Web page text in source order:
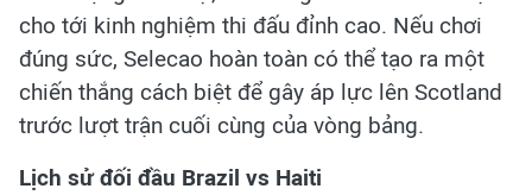
cho tới kinh nghiệm thi đấu đỉnh cao. Nếu chơi
đúng sức, Selecao hoàn toàn có thể tạo ra một
chiến thắng cách biệt để gây áp lực lên Scotland
trước lượt trận cuối cùng của vòng bảng.
Lịch sử đối đầu Brazil vs Haiti